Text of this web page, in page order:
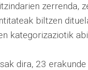
zerrenda,
biltzen
kategorizaziotik
dira, 23